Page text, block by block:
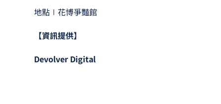
地點∣花博爭豔館
【資訊提供】
Devolver Digital